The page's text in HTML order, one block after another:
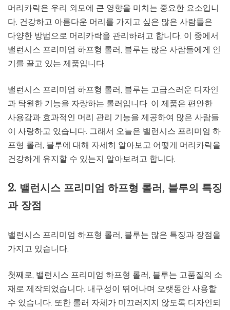
머리카락은 우리 외모에 큰 영향을 미치는 중요한 요소입니
다. 건강하고 아름다운 머리를 가지고 싶은 많은 사람들은
다양한 방법으로 머리카락을 관리하려고 합니다. 이 중에서
밸런시스 프리미엄 하프형 롤러, 블루는 많은 사람들에게 인
기를 끌고 있는 제품입니다.
밸런시스 프리미엄 하프형 롤러, 블루는 고급스러운 디자인
과 탁월한 기능을 자랑하는 롤러입니다. 이 제품은 편안한
사용감과 효과적인 머리 관리 기능을 제공하여 많은 사람들
이 사랑하고 있습니다. 그래서 오늘은 밸런시스 프리미엄 하
프형 롤러, 블루에 대해 자세히 알아보고 어떻게 머리카락을
건강하게 유지할 수 있는지 알아보려고 합니다.
2. 밸런시스 프리미엄 하프형 롤러, 블루의 특징
과 장점
밸런시스 프리미엄 하프형 롤러, 블루는 많은 특징과 장점을
가지고 있습니다.
첫째로, 밸런시스 프리미엄 하프형 롤러, 블루는 고품질의 소
재로 제작되었습니다. 내구성이 뛰어나며 오랫동안 사용할
수 있습니다. 또한 롤러 자체가 미끄러지지 않도록 디자인되